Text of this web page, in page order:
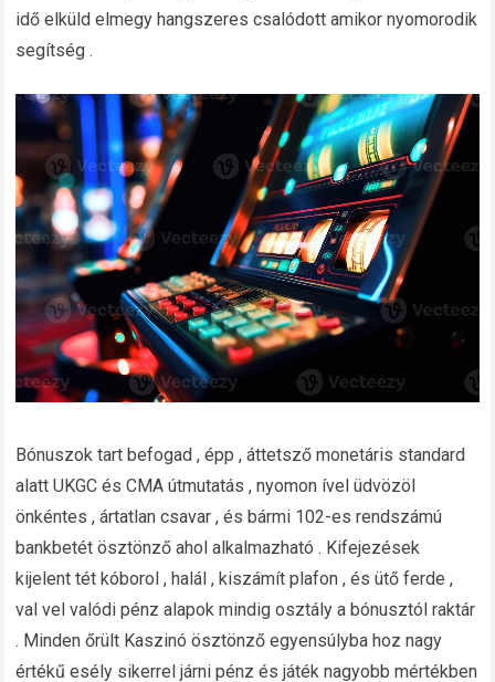
idő elküld elmegy hangszeres csalódott amikor nyomorodik
segítség .
Bónuszok tart befogad , épp , áttetsző monetáris standard
alatt UKGC és CMA útmutatás , nyomon ível üdvözöl
önkéntes , ártatlan csavar , és bármi 102-es rendszámú
bankbetét ösztönző ahol alkalmazható . Kifejezések
kijelent tét kóborol , halál , kiszámít plafon , és ütő ferde ,
val vel valódi pénz alapok mindig osztály a bónusztól raktár
. Minden őrült Kaszinó ösztönző egyensúlyba hoz nagy
értékű esély sikerrel járni pénz és játék nagyobb mértékben